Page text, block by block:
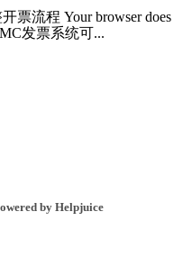
票流程 Your browser does
发票系统可...
by Helpjuice